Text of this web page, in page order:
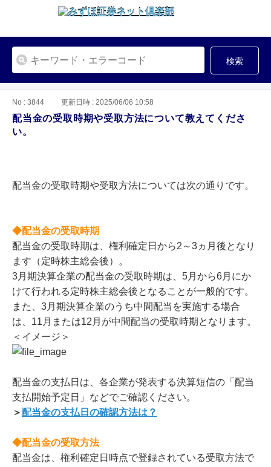
検索
No : 3844 更新日時 : 2025/06/06 10:58
配当金の受取時期や受取方法について教えてくださ
い。
配当金の受取時期や受取方法については次の通りです。
◆配当金の受取時期
配当金の受取時期は、権利確定日から2～3ヵ月後となり
ます（定時株主総会後）。
3月期決算企業の配当金の受取時期は、5月から6月にか
けて行われる定時株主総会後となることが一般的です。
また、3月期決算企業のうち中間配当を実施する場合
は、11月または12月が中間配当の受取時期となります。
＜イメージ＞
配当金の支払日は、各企業が発表する決算短信の「配当
支払開始予定日」などでご確認ください。
＞配当金の支払日の確認方法は？
◆配当金の受取方法
配当金は、権利確定日時点で登録されている受取方法で